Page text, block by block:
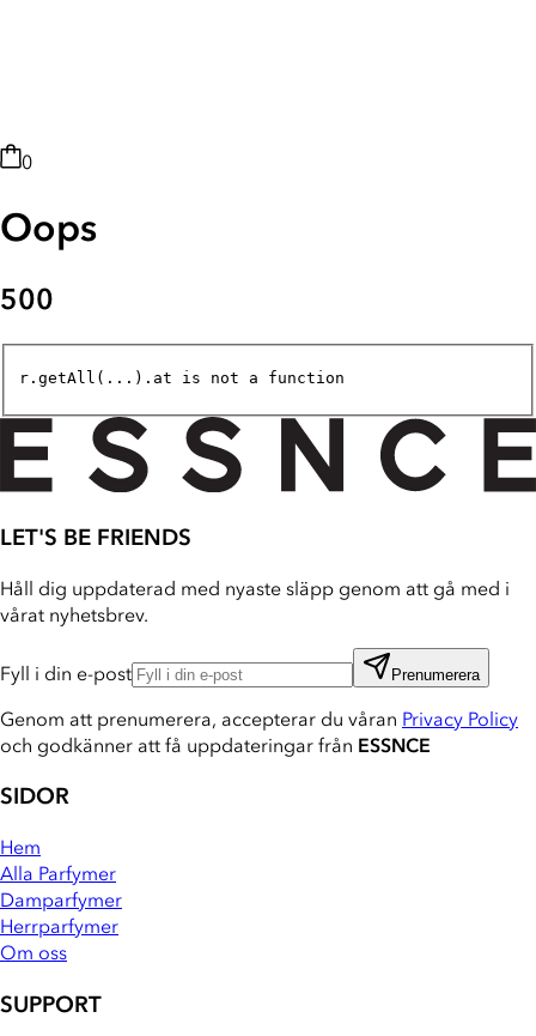
0
Oops
500
r.getAll(...).at is not a function
LET'S BE FRIENDS
Håll dig uppdaterad med nyaste släpp genom att gå med i
vårat nyhetsbrev.
Fyll i din e-post Prenumerera
Genom att prenumerera, accepterar du våran Privacy Policy
och godkänner att få uppdateringar från ESSNCE
SIDOR
Hem
Alla Parfymer
Damparfymer
Herrparfymer
Om oss
SUPPORT